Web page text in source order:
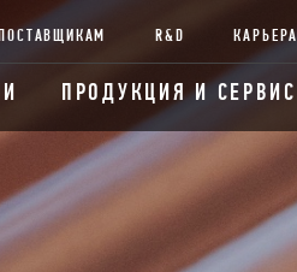
ПОСТАВЩИКАМ R&D КАРЬЕРА
ПРОДУКЦИЯ И СЕРВИС